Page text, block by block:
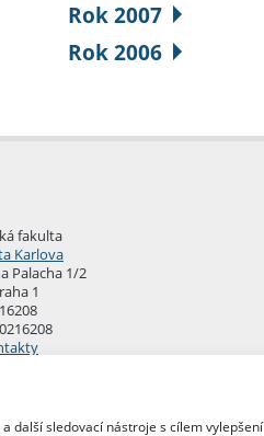
další sledovací nástroje s cílem vylepšení
Rok 2007
Rok 2006
fakulta
Karlova
Palacha 1/2
1